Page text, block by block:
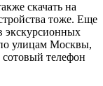
скачать на
тоже. Еще
экскурсионных
улицам Москвы,
телефон